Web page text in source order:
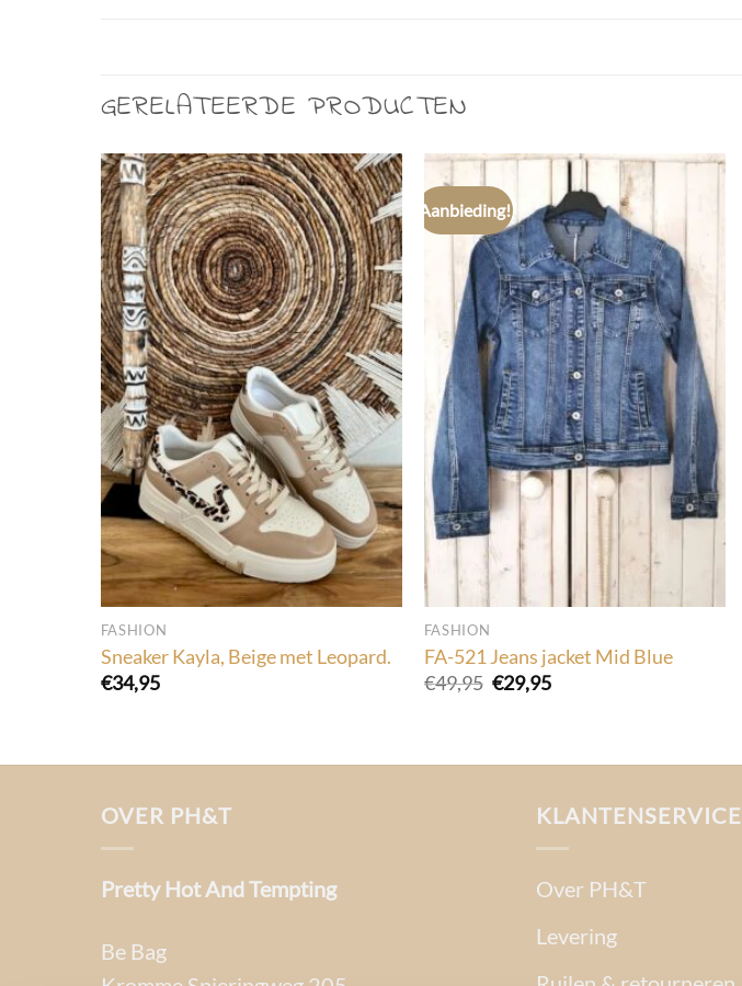
GERELATEERDE PRODUCTEN
FASHION
Sneaker Kayla, Beige met Leopard.
€34,95
Aanbieding!
FASHION
FA-521 Jeans jacket Mid Blue
€49,95 Oorspronkelijke
prijs
€29,95Huidige
OVER PH&T
Pretty Hot And Tempting
Be Bag
KLANTENSERVICE
Over PH&T
Levering